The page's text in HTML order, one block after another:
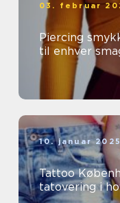
03. februar
Piercing
til enhver
10. januar 2025
Tattoo
tatovering i